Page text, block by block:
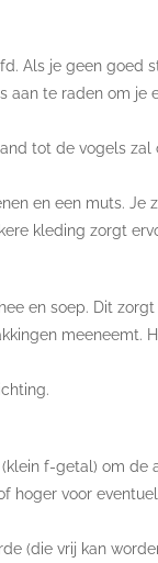
Als je geen goed
aan te raden om je
tot de vogels zal
en een muts. Je
kleding zorgt
en soep. Dit
meeneemt.
f-getal) om de
hoger voor
(die vrij kan